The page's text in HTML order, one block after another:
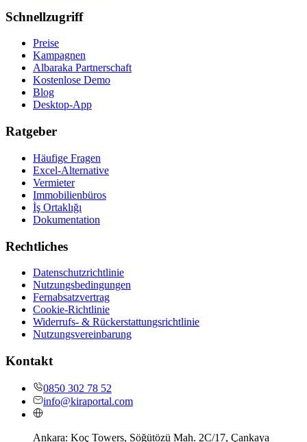
Schnellzugriff
Preise
Kampagnen
Albaraka Partnerschaft
Kostenlose Demo
Blog
Desktop-App
Ratgeber
Häufige Fragen
Excel-Alternative
Vermieter
Immobilienbüros
İş Ortaklığı
Dokumentation
Rechtliches
Datenschutzrichtlinie
Nutzungsbedingungen
Fernabsatzvertrag
Cookie-Richtlinie
Widerrufs- & Rückerstattungsrichtlinie
Nutzungsvereinbarung
Kontakt
0850 302 78 52
info@kiraportal.com
Ankara: Koç Towers, Söğütözü Mah. 2C/17, Çankaya